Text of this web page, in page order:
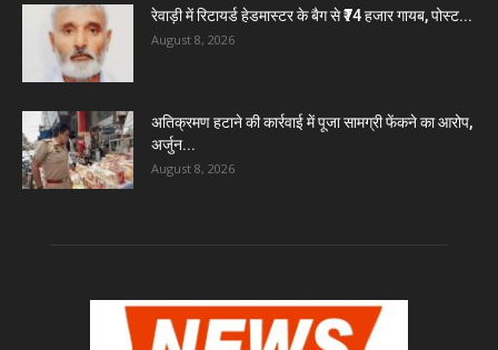
रेवाड़ी में रिटायर्ड हेडमास्टर के बैग से ₹74 हजार गायब, पोस्ट...
August 8, 2026
अतिक्रमण हटाने की कार्रवाई में पूजा सामग्री फेंकने का आरोप,
अर्जुन...
August 8, 2026